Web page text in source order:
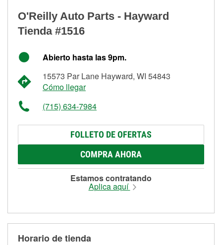
O'Reilly Auto Parts - Hayward
Tienda #1516
Abierto hasta las 9pm.
15573 Par Lane Hayward, WI 54843
Cómo llegar
(715) 634-7984
FOLLETO DE OFERTAS
COMPRA AHORA
Estamos contratando
Aplica aquí
Horario de tienda